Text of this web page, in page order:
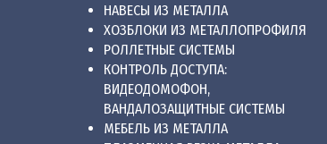
НАВЕСЫ ИЗ МЕТАЛЛА
ХОЗБЛОКИ ИЗ МЕТАЛЛОПРОФИЛЯ
РОЛЛЕТНЫЕ СИСТЕМЫ
КОНТРОЛЬ ДОСТУПА:
ВИДЕОДОМОФОН,
ВАНДАЛОЗАЩИТНЫЕ СИСТЕМЫ
МЕБЕЛЬ ИЗ МЕТАЛЛА